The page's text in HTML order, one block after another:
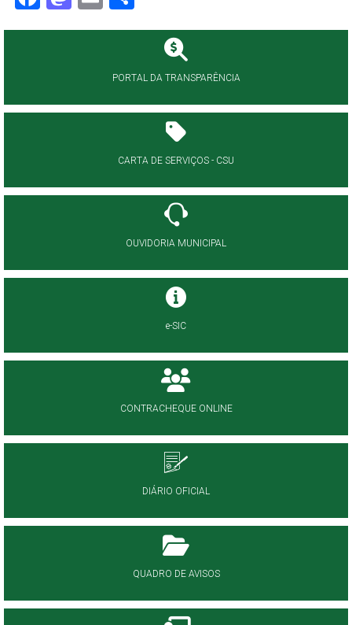
PORTAL DA TRANSPARÊNCIA
CARTA DE SERVIÇOS - CSU
OUVIDORIA MUNICIPAL
e-SIC
CONTRACHEQUE ONLINE
DIÁRIO OFICIAL
QUADRO DE AVISOS